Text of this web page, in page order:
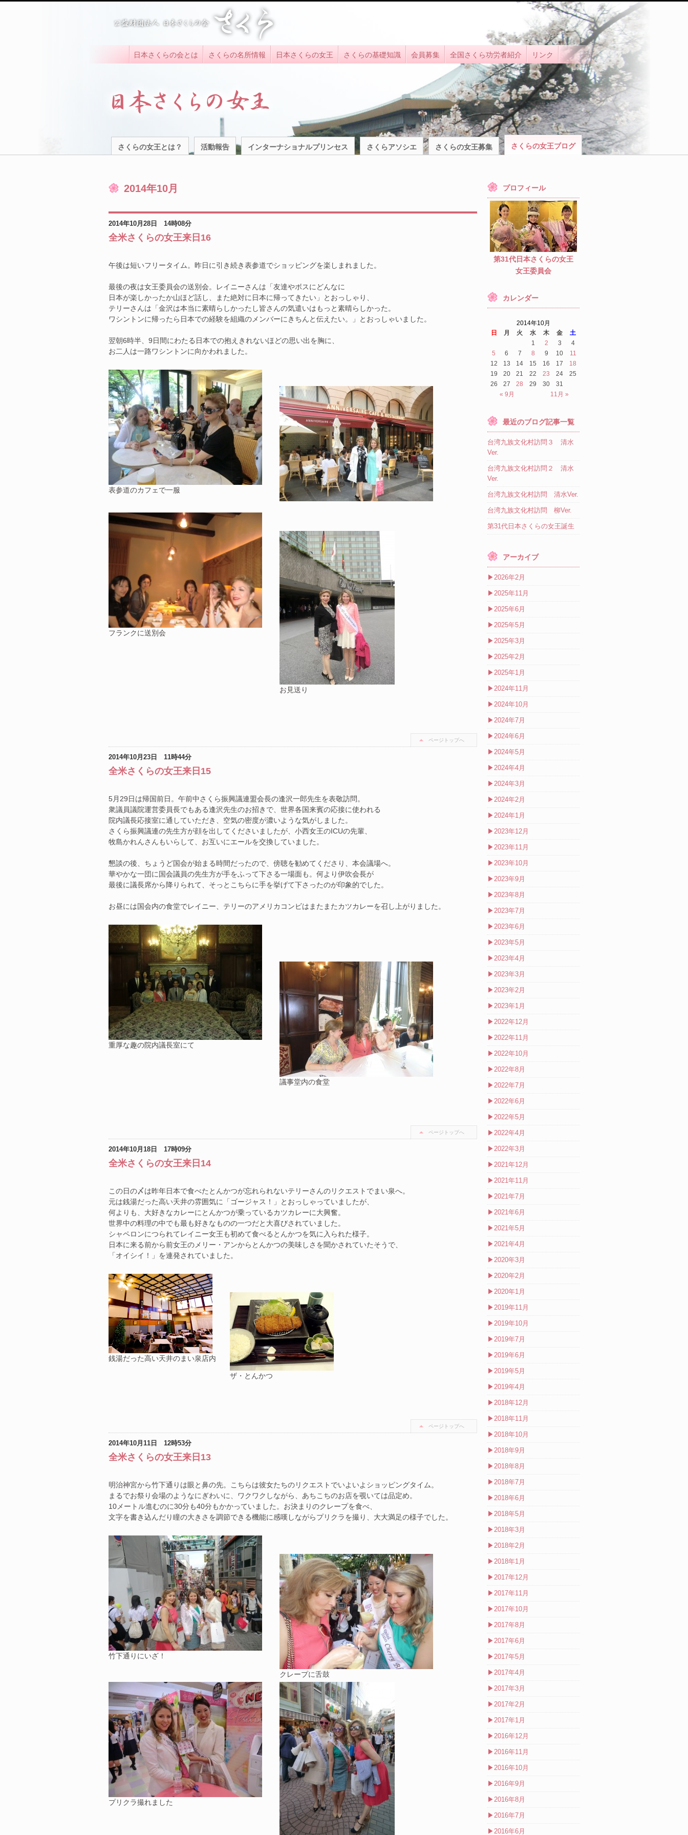
日本さくらの会とは さくらの名所情報 日本さくらの女王 さくらの基礎知識 会員募集 全国さくら功労者紹介 リンク
さくらの女王とは？ 活動報告 インターナショナルプリンセス さくらアソシエ さくらの女王募集 さくらの女王ブログ
2014年10月
2014年10月28日 14時08分
全米さくらの女王来日16
午後は短いフリータイム。昨日に引き続き表参道でショッピングを楽しまれました。
最後の夜は女王委員会の送別会。レイニーさんは「友達やボスにどんなに
日本が楽しかったか山ほど話し、また絶対に日本に帰ってきたい」とおっしゃり、
テリーさんは「金沢は本当に素晴らしかったし皆さんの気遣いはもっと素晴らしかった。
ワシントンに帰ったら日本での経験を組織のメンバーにきちんと伝えたい。」とおっしゃいました。
翌朝6時半、9日間にわたる日本での抱えきれないほどの思い出を胸に、
お二人は一路ワシントンに向かわれました。
表参道のカフェで一服
フランクに送別会
お見送り
ページトップへ
2014年10月23日 11時44分
全米さくらの女王来日15
5月29日は帰国前日。午前中さくら振興議連盟会長の逢沢一郎先生を表敬訪問。
衆議員議院運営委員長でもある逢沢先生のお招きで、世界各国来賓の応接に使われる
院内議長応接室に通していただき、空気の密度が濃いような気がしました。
さくら振興議連の先生方が顔を出してくださいましたが、小西女王のICUの先輩、
牧島かれんさんもいらして、お互いにエールを交換していました。
懇談の後、ちょうど国会が始まる時間だったので、傍聴を勧めてくださり、本会議場へ。
華やかな一団に国会議員の先生方が手をふって下さる一場面も。何より伊吹会長が
最後に議長席から降りられて、そっとこちらに手を挙げて下さったのが印象的でした。
お昼には国会内の食堂でレイニー、テリーのアメリカコンビはまたまたカツカレーを召し上がりました。
重厚な趣の院内議長室にて
議事堂内の食堂
ページトップへ
2014年10月18日 17時09分
全米さくらの女王来日14
この日の〆は昨年日本で食べたとんかつが忘れられないテリーさんのリクエストでまい泉へ。
元は銭湯だった高い天井の雰囲気に「ゴージャス！」とおっしゃっていましたが、
何よりも、大好きなカレーにとんかつが乗っているカツカレーに大興奮。
世界中の料理の中でも最も好きなものの一つだと大喜びされていました。
シャペロンにつられてレイニー女王も初めて食べるとんかつを気に入られた様子。
日本に来る前から前女王のメリー・アンからとんかつの美味しさを聞かされていたそうで、
「オイシイ！」を連発されていました。
銭湯だった高い天井のまい泉店内
ザ・とんかつ
ページトップへ
2014年10月11日 12時53分
全米さくらの女王来日13
明治神宮から竹下通りは眼と鼻の先。こちらは彼女たちのリクエストでいよいよショッピングタイム。
まるでお祭り会場のようなにぎわいに、ワクワクしながら、あちこちのお店を覗いては品定め。
10メートル進むのに30分も40分もかかっていました。お決まりのクレープを食べ、
文字を書き込んだり瞳の大きさを調節できる機能に感嘆しながらプリクラを撮り、大大満足の様子でした。
竹下通りにいざ！
クレープに舌鼓
プリクラ撮れました
プロフィール
第31代日本さくらの女王
女王委員会
カレンダー
2014年10月
日
月 火 水 木 金 土
« 9月 11月 »
1 2 3
4
5
6 7 8 9 10
11
12
13 14 15 16 17
18
19
20 21 22 23 24
25
26
27 28 29 30 31
最近のブログ記事一覧
台湾九族文化村訪問３ 清水
Ver.
台湾九族文化村訪問２ 清水
Ver.
台湾九族文化村訪問 清水Ver.
台湾九族文化村訪問 柳Ver.
第31代日本さくらの女王誕生
アーカイブ
▶2026年2月
▶2025年11月
▶2025年6月
▶2025年5月
▶2025年3月
▶2025年2月
▶2025年1月
▶2024年11月
▶2024年10月
▶2024年7月
▶2024年6月
▶2024年5月
▶2024年4月
▶2024年3月
▶2024年2月
▶2024年1月
▶2023年12月
▶2023年11月
▶2023年10月
▶2023年9月
▶2023年8月
▶2023年7月
▶2023年6月
▶2023年5月
▶2023年4月
▶2023年3月
▶2023年2月
▶2023年1月
▶2022年12月
▶2022年11月
▶2022年10月
▶2022年8月
▶2022年7月
▶2022年6月
▶2022年5月
▶2022年4月
▶2022年3月
▶2021年12月
▶2021年11月
▶2021年7月
▶2021年6月
▶2021年5月
▶2021年4月
▶2020年3月
▶2020年2月
▶2020年1月
▶2019年11月
▶2019年10月
▶2019年7月
▶2019年6月
▶2019年5月
▶2019年4月
▶2018年12月
▶2018年11月
▶2018年10月
▶2018年9月
▶2018年8月
▶2018年7月
▶2018年6月
▶2018年5月
▶2018年3月
▶2018年2月
▶2018年1月
▶2017年12月
▶2017年11月
▶2017年10月
▶2017年8月
▶2017年6月
▶2017年5月
▶2017年4月
▶2017年3月
▶2017年2月
▶2017年1月
▶2016年12月
▶2016年11月
▶2016年10月
▶2016年9月
▶2016年8月
▶2016年7月
▶2016年6月